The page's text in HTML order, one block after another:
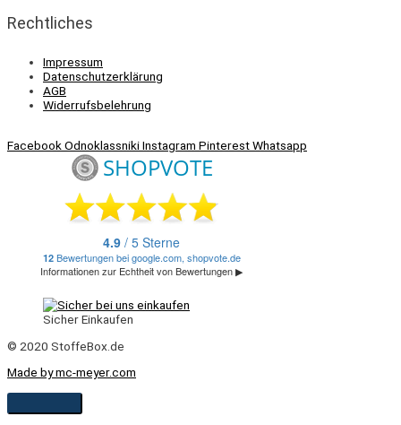
Rechtliches
Impressum
Datenschutzerklärung
AGB
Widerrufsbelehrung
FacebookOdnoklassnikiInstagram PinterestWhatsapp
Sicher Einkaufen
© 2020 StoffeBox.de
Made by mc-meyer.com